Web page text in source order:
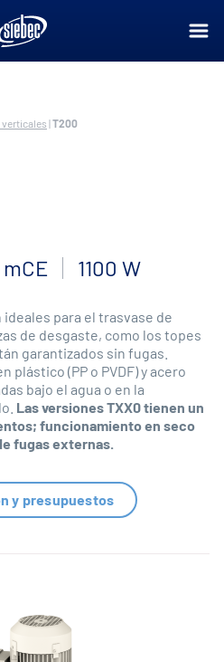
|T200
mCE 1100 W
para el trasvase de
de desgaste, como los topes
garantizados sin fugas.
plástico (PP o PVDF) y acero
bajo el agua o en la
Las versiones TXX0 tienen un
funcionamiento en seco
fugas externas.
y presupuestos